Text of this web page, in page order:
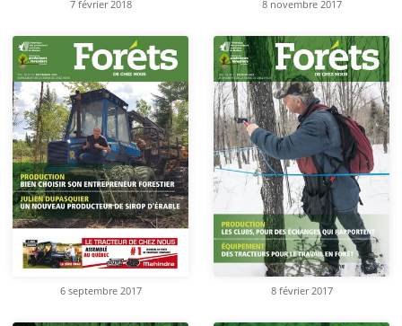
7 février 2018 8 novembre 2017
6 septembre 2017 8 février 2017